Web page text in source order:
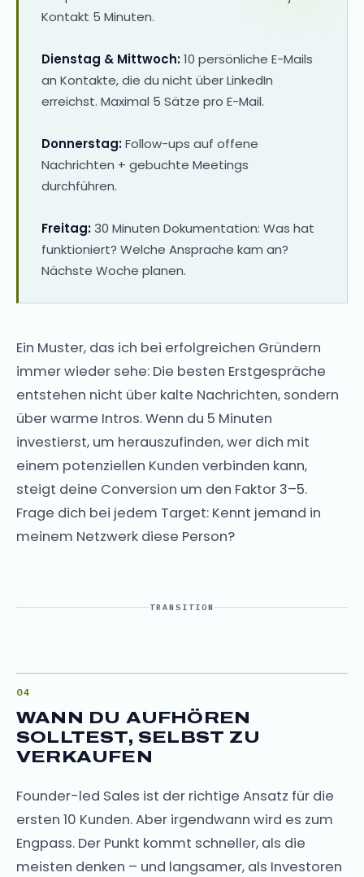
Kontakt 5 Minuten.
Dienstag & Mittwoch:10 persönliche E-Mails
an Kontakte, die du nicht über LinkedIn
erreichst. Maximal 5 Sätze pro E-Mail.
Donnerstag:Follow-ups auf offene
Nachrichten + gebuchte Meetings
durchführen.
Freitag:30 Minuten Dokumentation: Was hat
funktioniert? Welche Ansprache kam an?
Nächste Woche planen.
Ein Muster, das ich bei erfolgreichen Gründern
immer wieder sehe: Die besten Erstgespräche
entstehen nicht über kalte Nachrichten, sondern
über warme Intros. Wenn du 5 Minuten
investierst, um herauszufinden, wer dich mit
einem potenziellen Kunden verbinden kann,
steigt deine Conversion um den Faktor 3–5.
Frage dich bei jedem Target: Kennt jemand in
meinem Netzwerk diese Person?
TRANSITION
WANN DU AUFHÖREN
SOLLTEST, SELBST ZU
VERKAUFEN
Founder-led Sales ist der richtige Ansatz für die
ersten 10 Kunden. Aber irgendwann wird es zum
Engpass. Der Punkt kommt schneller, als die
meisten denken – und langsamer, als Investoren